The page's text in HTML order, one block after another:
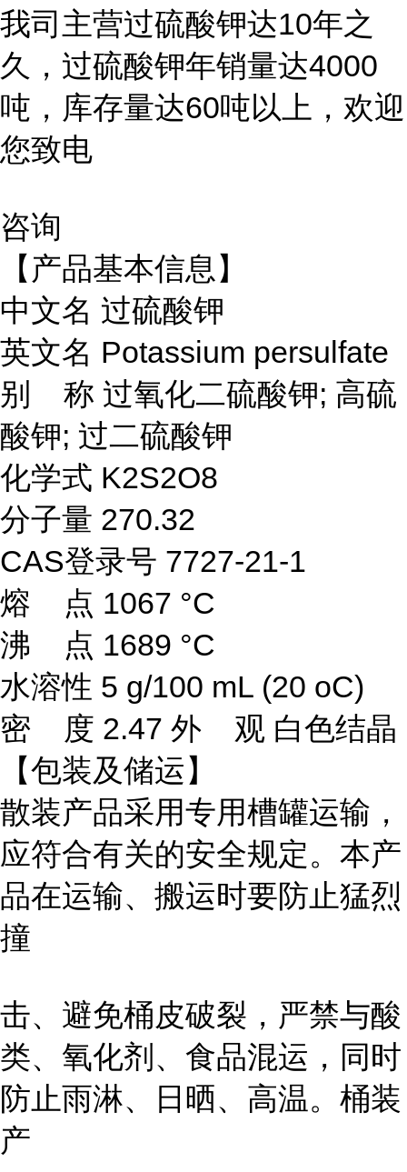
我司主营过硫酸钾达10年之
久，过硫酸钾年销量达4000
吨，库存量达60吨以上，欢迎
您致电
咨询
【产品基本信息】
中文名 过硫酸钾
英文名 Potassium persulfate
别 称 过氧化二硫酸钾; 高硫
酸钾; 过二硫酸钾
化学式 K2S2O8
分子量 270.32
CAS登录号 7727-21-1
熔 点 1067 °C
沸 点 1689 °C
水溶性 5 g/100 mL (20 oC)
密 度 2.47 外 观 白色结晶
【包装及储运】
散装产品采用专用槽罐运输，
应符合有关的安全规定。本产
品在运输、搬运时要防止猛烈
撞
击、避免桶皮破裂，严禁与酸
类、氧化剂、食品混运，同时
防止雨淋、日晒、高温。桶装
产